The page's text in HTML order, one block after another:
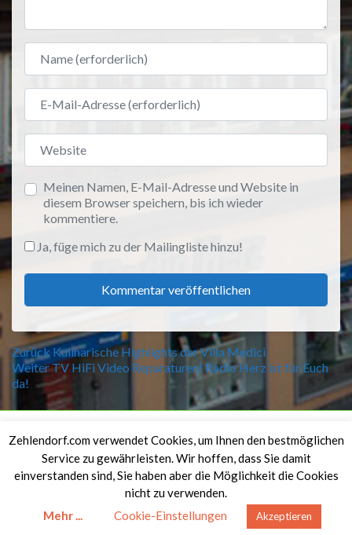
Name
E-Mail-Adresse
Website
Meinen Namen, E-Mail-Adresse und Website in
diesem Browser speichern, bis ich wieder
kommentiere.
Ja, füge mich zu der Mailingliste hinzu!
Beitragsnavigation
ZurückVorheriger
Beitrag:
Kulinarische Highlights der Villa Medici
WeiterNächster
Beitrag:
TV HiFi Video Reparaturen! Radio Herz ist für Euch
da!
Rechtliches
Impressum
Datenschutzerklärung
Copyright © 2019-2026Zehlendorf.com.
Zehlendorf.com verwendet Cookies, um Ihnen den bestmöglichen
Service zu gewährleisten. Wir hoffen, dass Sie damit
einverstanden sind, Sie haben aber die Möglichkeit die Cookies
nicht zu verwenden.
Mehr ...
Cookie-Einstellungen Akzeptieren